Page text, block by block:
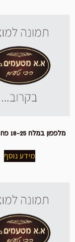
מלפפון במלח 18-25 פח A2 הגליל
מידע נוסף